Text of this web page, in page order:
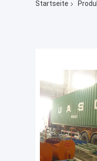
Startseite